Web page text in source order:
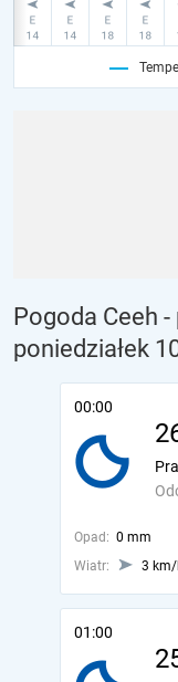
Pogoda Ceeh
poniedziałek
00:00
Opad: 0 mm
Wiatr:
3 km/
01:00